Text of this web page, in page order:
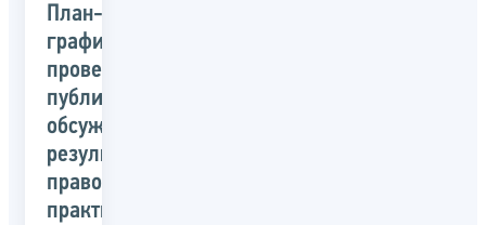
План-
график
проведения
публичных
обсуждений
результатов
правоприменительной
практики